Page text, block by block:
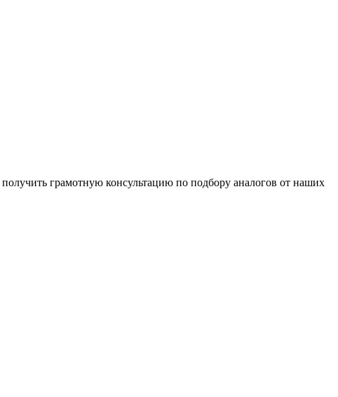
грамотную консультацию по подбору аналогов от наших